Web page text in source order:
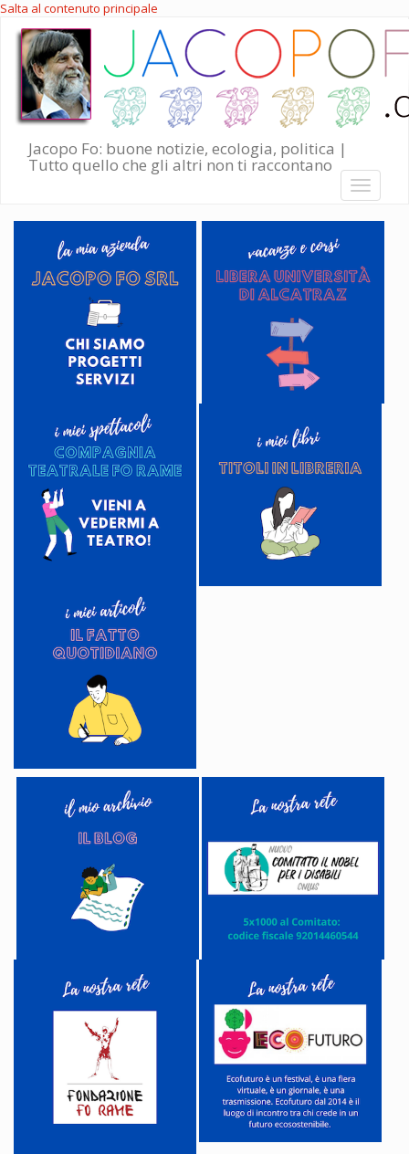
Salta al contenuto principale
Jacopo Fo: buone notizie, ecologia, politica |
Tutto quello che gli altri non ti raccontano
Toggle